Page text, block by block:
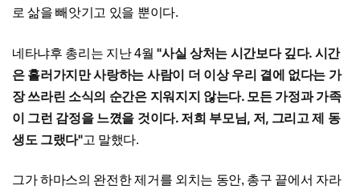
로 삶을 빼앗기고 있을 뿐이다.
네타냐후 총리는 지난 4월 "사실 상처는 시간보다 깊다. 시간
은 흘러가지만 사랑하는 사람이 더 이상 우리 곁에 없다는 가
장 쓰라린 소식의 순간은 지워지지 않는다. 모든 가정과 가족
이 그런 감정을 느꼈을 것이다. 저희 부모님, 저, 그리고 제 동
생도 그랬다"고 말했다.
그가 하마스의 완전한 제거를 외치는 동안, 총구 끝에서 자라